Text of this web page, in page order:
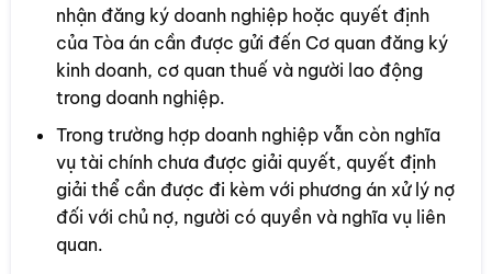
nhận đăng ký doanh nghiệp hoặc quyết định
của Tòa án cần được gửi đến Cơ quan đăng ký
kinh doanh, cơ quan thuế và người lao động
trong doanh nghiệp.
Trong trường hợp doanh nghiệp vẫn còn nghĩa
vụ tài chính chưa được giải quyết, quyết định
giải thể cần được đi kèm với phương án xử lý nợ
đối với chủ nợ, người có quyền và nghĩa vụ liên
quan.